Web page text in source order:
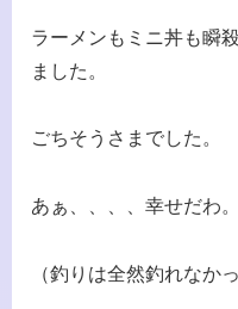
ラーメンもミニ丼も瞬
ました。
ごちそうさまでした。
あぁ、、、、幸せだわ。
（釣りは全然釣れなか